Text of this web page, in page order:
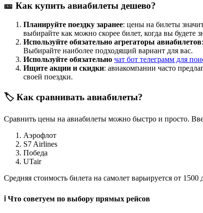
🎫 Как купить авиабилеты дешево?
Планируйте поездку заранее: цены на билеты
выбирайте как можно скорее билет, когда вы будете
Используйте обязательно агрегаторы авиабилетов
Выбирайте наиболее подходящий вариант для вас.
Используйте обязательно чат бот телеграмм для
Ищите акции и скидки: авиакомпании часто
своей поездки.
🏷️ Как сравнивать авиабилеты?
Сравнить цены на авиабилеты можно быстро и просто.
Аэрофлот
S7 Airlines
Победа
UTair
Средняя стоимость билета на самолет варьируется от
ℹ️ Что советуем по выбору прямых рейсов